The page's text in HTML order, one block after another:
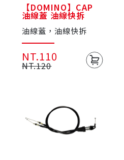
【DOMINO】CAP
油線蓋 油線快拆
油線蓋，油線快拆
NT.120
NT.110